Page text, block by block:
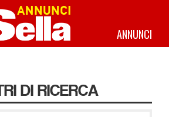
ANNUNCI
DI RICERCA